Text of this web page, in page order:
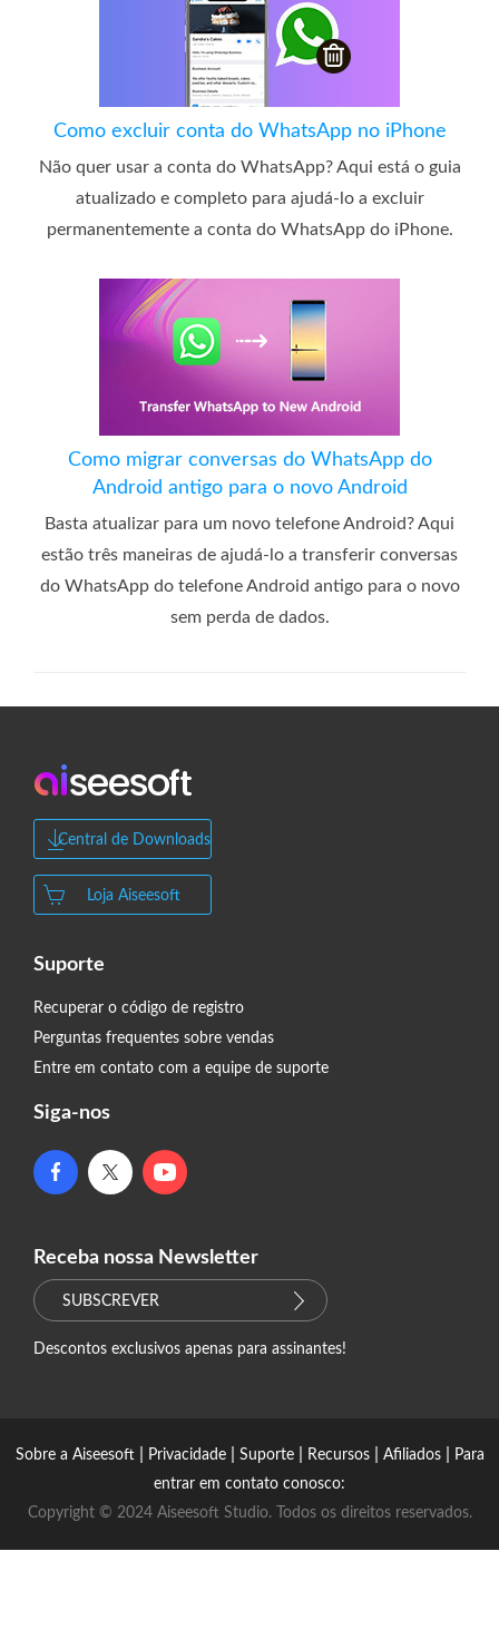
Como excluir conta do WhatsApp no ​​iPhone
Não quer usar a conta do WhatsApp? Aqui está o guia
atualizado e completo para ajudá-lo a excluir
permanentemente a conta do WhatsApp do iPhone.
Como migrar conversas do WhatsApp do
Android antigo para o novo Android
Basta atualizar para um novo telefone Android? Aqui
estão três maneiras de ajudá-lo a transferir conversas
do WhatsApp do telefone Android antigo para o novo
sem perda de dados.
Central de Downloads
Loja Aiseesoft
Suporte
Recuperar o código de registro
Perguntas frequentes sobre vendas
Entre em contato com a equipe de suporte
Siga-nos
Receba nossa Newsletter
SUBSCREVER
Descontos exclusivos apenas para assinantes!
Sobre a Aiseesoft| Privacidade| Suporte| Recursos| Afiliados|
Para
entrar em contato conosco:
Copyright © 2024 Aiseesoft Studio. Todos os direitos reservados.